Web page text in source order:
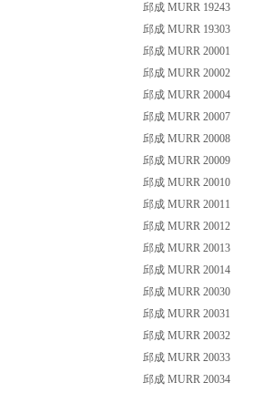
邱成 MURR 19243
邱成 MURR 19303
邱成 MURR 20001
邱成 MURR 20002
邱成 MURR 20004
邱成 MURR 20007
邱成 MURR 20008
邱成 MURR 20009
邱成 MURR 20010
邱成 MURR 20011
邱成 MURR 20012
邱成 MURR 20013
邱成 MURR 20014
邱成 MURR 20030
邱成 MURR 20031
邱成 MURR 20032
邱成 MURR 20033
邱成 MURR 20034